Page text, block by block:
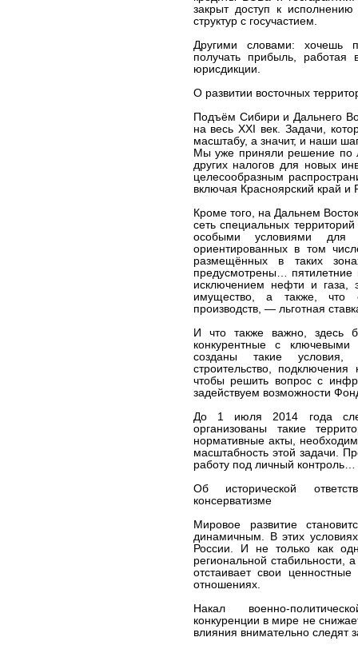
закрыт доступ к исполнению
структур с госучастием.
Другими словами: хочешь
получать прибыль, работая
юрисдикции.
О развитии восточных
Подъём Сибири и Дальнего
на весь XXI век. Задачи,
масштабу, а значит, и наши
Мы уже приняли решение по
других налогов для новых
целесообразным
включая Красноярский край и
Кроме того, на Дальнем
сеть специальных
особыми условиями для
ориентированных в том
размещённых в таких
предусмотрены…
исключением нефти и газа,
имущество, а также, что
производств, — льготная
И что также важно, здесь
конкурентные с
созданы такие
строительство,
чтобы решить вопрос с
задействуем возможности
До 1 июля 2014 года
организованы такие
нормативные акты,
масштабность этой задачи.
работу под личный контроль…
Об исторической
консерватизме
Мировое развитие
динамичным. В этих условиях
России. И не только как
региональной стабильности,
отстаивает свои
отношениях.
Накал военно-
конкуренции в мире не
влияния внимательно следят